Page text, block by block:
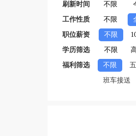
刷新时间 不限
工作性质 不限
职位薪资 不限
学历筛选 不限
福利筛选 不限
班车接送